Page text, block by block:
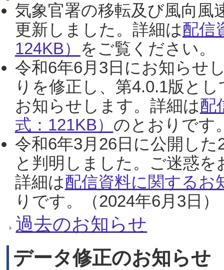
気象官署の移転及び風向風
更新しました。詳細は配信
124KB） をご覧ください。
令和6年6月3日にお知らせ
りを修正し、第4.0.1版と
お知らせします。詳細は配
式：121KB） のとおりです
令和6年3月26日に公開し
と判明しました。ご迷惑
詳細は配信資料に関するお
りです。（2024年6月3日）
過去のお知らせ
データ修正のお知らせ